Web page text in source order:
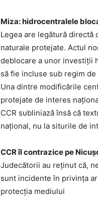
Miza: hidrocentralele
Legea are legătură
naturale protejate. Actul
deblocare a unor investiții
să fie incluse sub regim
Una dintre modificările
protejate de interes
CCR subliniază însă că
național, nu la siturile de
CCR îl contrazice pe
Judecătorii au reținut că,
sunt incidente în privința
protecția mediului